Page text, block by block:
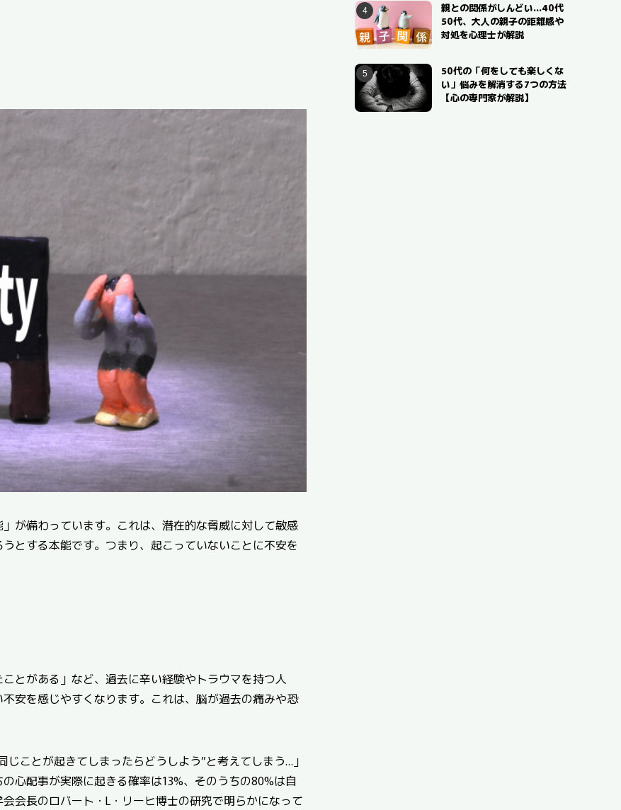
が備わっています。これは、潜在的な脅威に対して敏感
とする本能です。つまり、起こっていないことに不安を
とがある」など、過去に辛い経験やトラウマを持つ人
安を感じやすくなります。これは、脳が過去の痛みや恐
ことが起きてしまったらどうしよう”と考えてしまう…」
心配事が実際に起きる確率は13%、そのうちの80%は自
会長のロバート・L・リーヒ博士の研究で明らかになって
親との関係がしんどい…40代
50代、大人の親子の距離感や
対処を心理士が解説
50代の「何をしても楽しくな
い」悩みを解消する7つの方法
【心の専門家が解説】